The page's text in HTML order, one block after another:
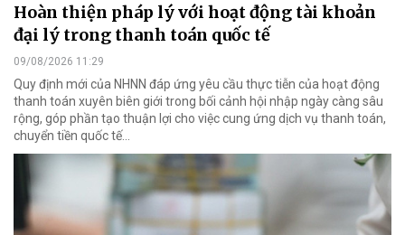
Hoàn thiện pháp lý với hoạt động tài khoản
đại lý trong thanh toán quốc tế
09/08/2026 11:29
Quy định mới của NHNN đáp ứng yêu cầu thực tiễn của hoạt động
thanh toán xuyên biên giới trong bối cảnh hội nhập ngày càng sâu
rộng, góp phần tạo thuận lợi cho việc cung ứng dịch vụ thanh toán,
chuyển tiền quốc tế...